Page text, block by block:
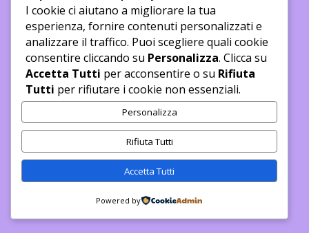
un'occhiata!
I cookie ci aiutano a migliorare la tua
esperienza, fornire contenuti personalizzati e
analizzare il traffico. Puoi scegliere quali cookie
consentire cliccando su Personalizza. Clicca su
Accetta Tutti per acconsentire o su Rifiuta
Tutti per rifiutare i cookie non essenziali.
Personalizza
Rifiuta Tutti
Accetta Tutti
Powered by